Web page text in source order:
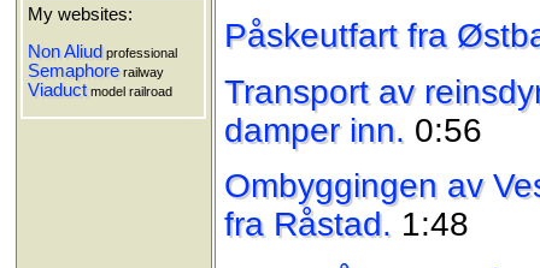
My websites:
Non Aliud professional
Semaphore railway
Viaduct model railroad
Påskeutfart fra
Transport av
damper inn. 0:56
Ombyggingen av
fra Råstad. 1:48